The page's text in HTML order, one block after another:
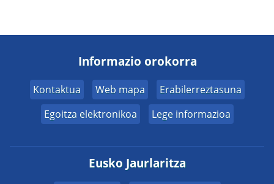
Informazio orokorra
Kontaktua Web mapa
Erabilerreztasuna
Egoitza elektronikoa
Lege informazioa
Eusko Jaurlaritza